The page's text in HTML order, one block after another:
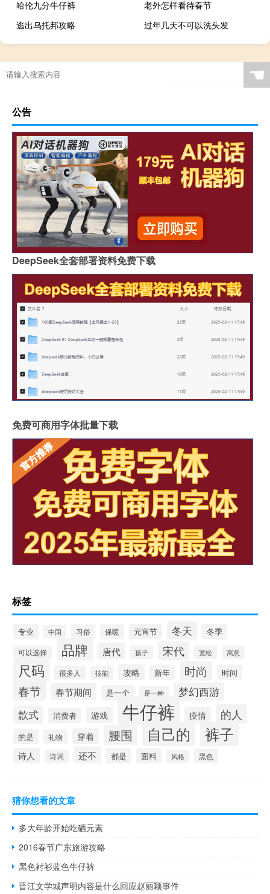
哈伦九分牛仔裤
老外怎样看待春节
逃出乌托邦攻略
过年几天不可以洗头发
☚
公告
DeepSeek全套部署资料免费下载
免费可商用字体批量下载
标签
专业 中国 习俗 保暖 元宵节 冬天 冬季
可以选择 品牌 唐代 孩子 宋代 宽松 寓意
尺码 很多人 技能 攻略 新年 时尚 时间
春节 春节期间 是一个 是一种
梦幻西游
款式
消费者 游戏 牛仔裤 疫情 的人
的是 礼物 穿着 腰围 自己的 裤子
诗人 诗词 还不 都是 面料 风格 黑色
猜你想看的文章
多大年龄开始吃硒元素
2016春节广东旅游攻略
黑色衬衫蓝色牛仔裤
晋江文学城声明内容是什么回应赵丽颖事件